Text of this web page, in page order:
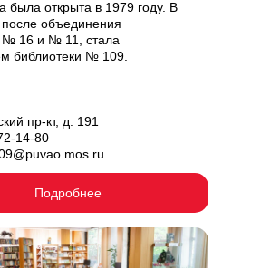
Подробнее
была открыта в 1979 году. В
после объединения
№ 16 и № 11, стала
библиотеки № 109.
пр-кт, д. 191
14-80